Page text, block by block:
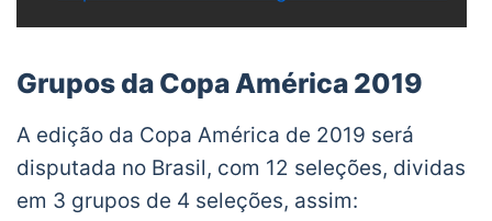
Grupos da Copa América 2019
A edição da Copa América de 2019 será
disputada no Brasil, com 12 seleções, dividas
em 3 grupos de 4 seleções, assim: